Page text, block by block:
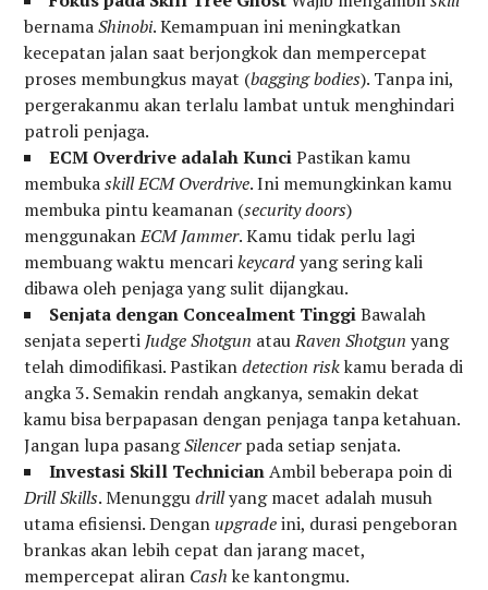
bernamaShinobi. Kemampuan ini meningkatkan
kecepatan jalan saat berjongkok dan mempercepat
proses membungkus mayat (bagging bodies). Tanpa ini,
pergerakanmu akan terlalu lambat untuk menghindari
patroli penjaga.
ECM Overdrive adalah KunciPastikan kamu
membukaskillECM Overdrive. Ini memungkinkan kamu
membuka pintu keamanan (security doors)
menggunakanECM Jammer. Kamu tidak perlu lagi
membuang waktu mencarikeycardyang sering kali
dibawa oleh penjaga yang sulit dijangkau.
Senjata dengan Concealment TinggiBawalah
senjata seperti Judge Shotgun atauRaven Shotgun yang
telah dimodifikasi. Pastikandetection riskkamu berada di
angka 3. Semakin rendah angkanya, semakin dekat
kamu bisa berpapasan dengan penjaga tanpa ketahuan.
Jangan lupa pasangSilencerpada setiap senjata.
Investasi Skill TechnicianAmbil beberapa poin di
Drill Skills. Menunggudrillyang macet adalah musuh
utama efisiensi. Denganupgradeini, durasi pengeboran
brankas akan lebih cepat dan jarang macet,
mempercepat aliran Cash ke kantongmu.